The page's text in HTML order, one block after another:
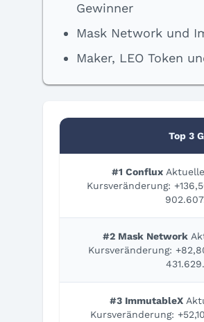
Gewinner
Mask Network und
Maker, LEO Token
Top 3
#1 Conflux
Kursveränderung:
#2 Mask Network
Kursveränderung:
#3 ImmutableX
Kursveränderung: